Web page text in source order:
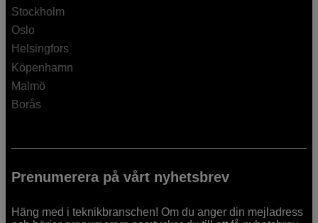
Stockholm
Oslo
Helsingfors
Köpenhamn
Malmö
Borås
Prenumerera på vårt nyhetsbrev
Häng med i teknikbranschen! Om du anger din mejladress